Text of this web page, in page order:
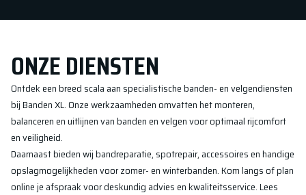
ONZE DIENSTEN
Ontdek een breed scala aan specialistische banden- en velgendiensten
bij Banden XL. Onze werkzaamheden omvatten het monteren,
balanceren en uitlijnen van banden en velgen voor optimaal rijcomfort
en veiligheid.
Daarnaast bieden wij bandreparatie, spotrepair, accessoires en handige
opslagmogelijkheden voor zomer- en winterbanden. Kom langs of plan
online je afspraak voor deskundig advies en kwaliteitsservice. Lees